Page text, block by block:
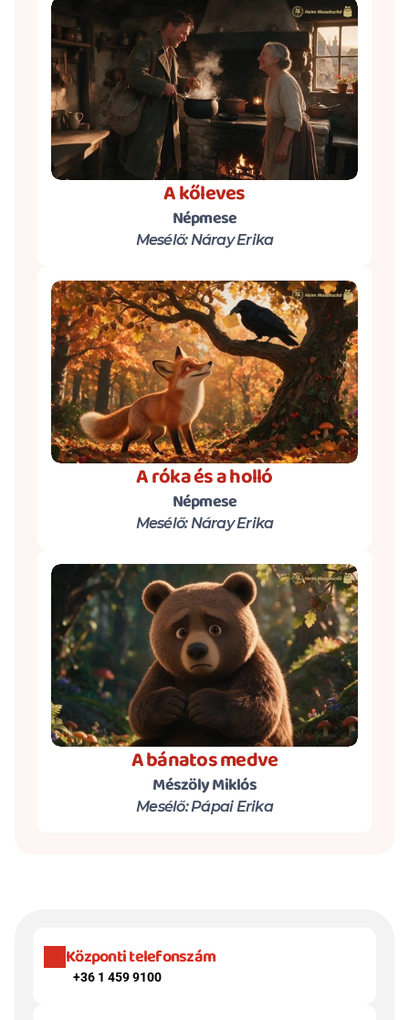
A kőleves
Népmese
Mesélő: Náray Erika
A róka és a holló
Népmese
Mesélő: Náray Erika
A bánatos medve
Mészöly Miklós
Mesélő: Pápai Erika
Központi telefonszám
+36 1 459 9100